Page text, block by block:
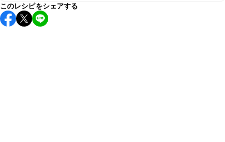
こちらのレシピは出来たてをお召し上がりいただくことをお
すすめします。
このレシピをシェアする